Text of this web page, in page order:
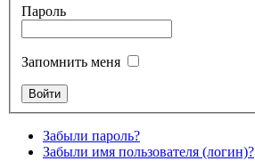
Пароль
Запомнить меня
Забыли пароль?
Забыли имя пользователя (логин)?